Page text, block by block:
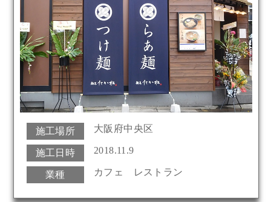
施工場所 大阪府中央区
施工日時 2018.11.9
業種 カフェ レストラン